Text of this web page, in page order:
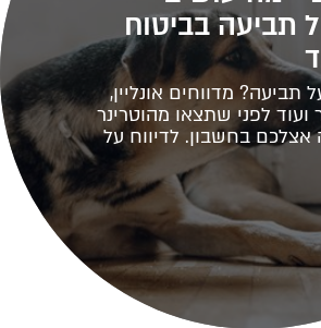
תביעה בביטוח
תביעה? מדווחים אונליין,
לפני שתצאו מהוטרינר
אצלכם בחשבון. לדיווח על